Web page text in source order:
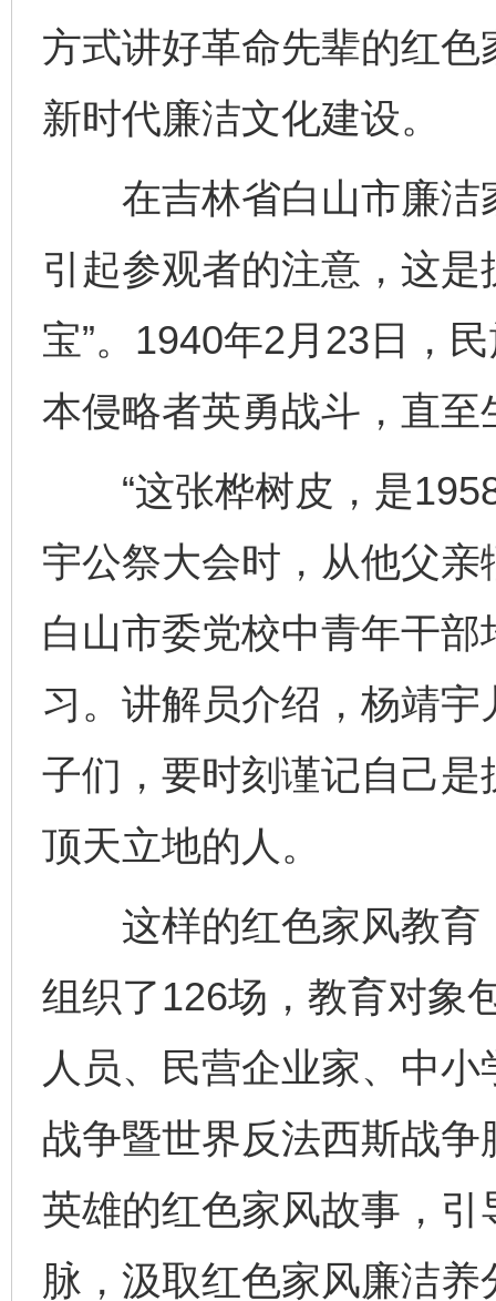
方式讲好革命先辈的红
新时代廉洁文化建设。
在吉林省白山市廉洁
引起参观者的注意，这
宝”。1940年2月23日，
本侵略者英勇战斗，直至
“这张桦树皮，是1958
宇公祭大会时，从他父亲
白山市委党校中青年干
习。讲解员介绍，杨靖
子们，要时刻谨记自己
顶天立地的人。
这样的红色家风教育
组织了126场，教育对象
人员、民营企业家、中
战争暨世界反法西斯战
英雄的红色家风故事，
脉，汲取红色家风廉洁